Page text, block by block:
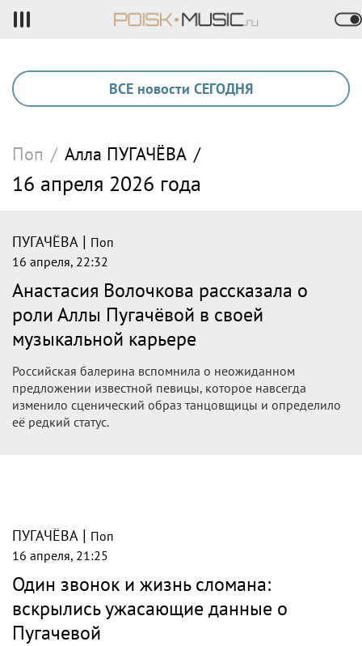
ВСЕ новости СЕГОДНЯ
Поп / Алла ПУГАЧЁВА /
16 апреля 2026 года
ПУГАЧЁВА | Поп
16 апреля, 22:32
Анастасия Волочкова рассказала о
роли Аллы Пугачёвой в своей
музыкальной карьере
Российская балерина вспомнила о неожиданном
предложении известной певицы, которое навсегда
изменило сценический образ танцовщицы и определило
её редкий статус.
ПУГАЧЁВА | Поп
16 апреля, 21:25
Один звонок и жизнь сломана:
вскрылись ужасающие данные о
Пугачевой